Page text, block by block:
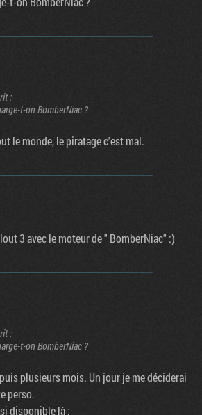
:
t-on BomberNiac ?
le monde, le piratage c'est mal.
3 avec le moteur de " BomberNiac" :)
:
t-on BomberNiac ?
plusieurs mois. Un jour je me déciderai
perso.
disponible là :